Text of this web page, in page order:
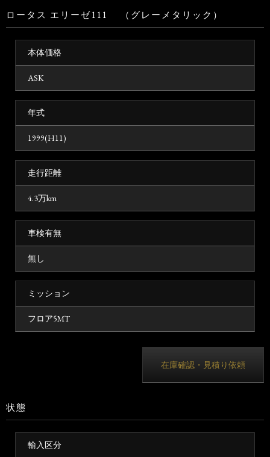
ロータス エリーゼ111 （グレーメタリック）
本体価格
ASK
年式
1999(H11)
走行距離
4.3万km
車検有無
無し
ミッション
フロア5MT
在庫確認・見積り依頼
状態
輸入区分